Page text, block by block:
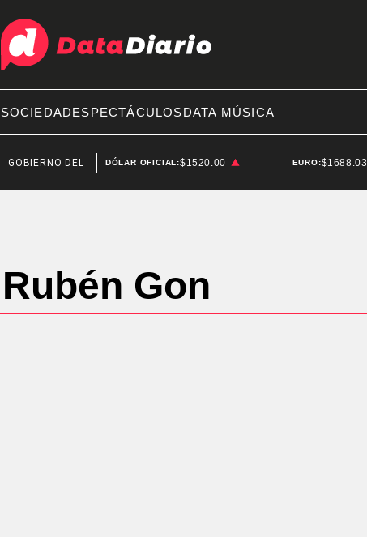
SOCIEDADESPECTÁCULOSDATA MÚSICA
GOBIERNO DEL CHUBUT CHUBUT
DÓLAR OFICIAL:$1520.00 EURO:$1688.03
Rubén Gon